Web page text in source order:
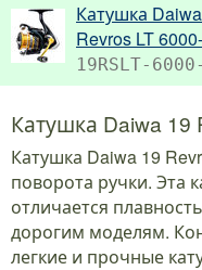
Катушка
Revros LT
19RSLT-
Катушка Daiwa 19
Катушка Daiwa 19
поворота ручки. Эта
отличается
дорогим моделям.
легкие и прочные